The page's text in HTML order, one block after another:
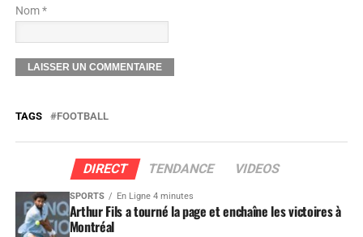
Nom *
TAGS FOOTBALL
DIRECT TENDANCE VIDEOS
SPORTS En Ligne 4 minutes
Arthur Fils a tourné la page et enchaîne les victoires à
Montréal